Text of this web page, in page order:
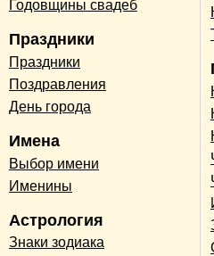
Годовщины свадеб
Праздники
Праздники
Поздравления
День города
Имена
Выбор имени
Именины
Астрология
Знаки зодиака